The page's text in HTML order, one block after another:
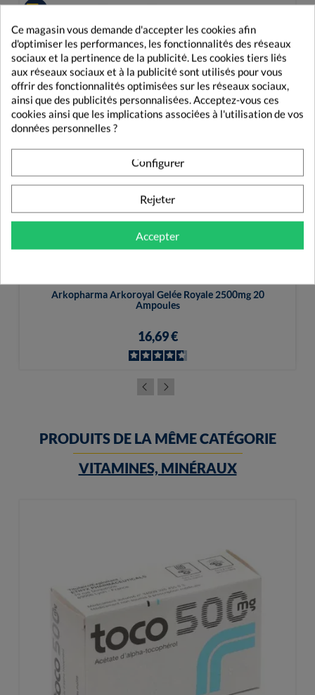
Arkopharma Arkoroyal Gelée Royale 2500mg 20
Ampoules
16,69 €
PRODUITS DE LA MÊME CATÉGORIE
VITAMINES, MINÉRAUX
Ce magasin vous demande d'accepter les cookies afin
d'optimiser les performances, les fonctionnalités des réseaux
sociaux et la pertinence de la publicité. Les cookies tiers liés
aux réseaux sociaux et à la publicité sont utilisés pour vous
offrir des fonctionnalités optimisées sur les réseaux sociaux,
ainsi que des publicités personnalisées. Acceptez-vous ces
cookies ainsi que les implications associées à l'utilisation de vos
données personnelles ?
Configurer
Rejeter
Accepter